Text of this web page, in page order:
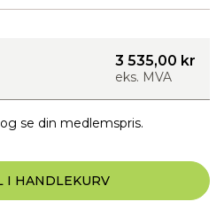
3 535,00 kr
eks. MVA
se din medlemspris.
I HANDLEKURV